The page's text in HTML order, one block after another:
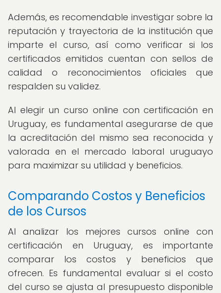
Además, es recomendable investigar sobre la
reputación y trayectoria de la institución que
imparte el curso, así como verificar si los
certificados emitidos cuentan con sellos de
calidad o reconocimientos oficiales que
respalden su validez.
Al elegir un curso online con certificación en
Uruguay, es fundamental asegurarse de que
la acreditación del mismo sea reconocida y
valorada en el mercado laboral uruguayo
para maximizar su utilidad y beneficios.
Comparando Costos y Beneficios
de los Cursos
Al analizar los mejores cursos online con
certificación en Uruguay, es importante
comparar los costos y beneficios que
ofrecen. Es fundamental evaluar si el costo
del curso se ajusta al presupuesto disponible